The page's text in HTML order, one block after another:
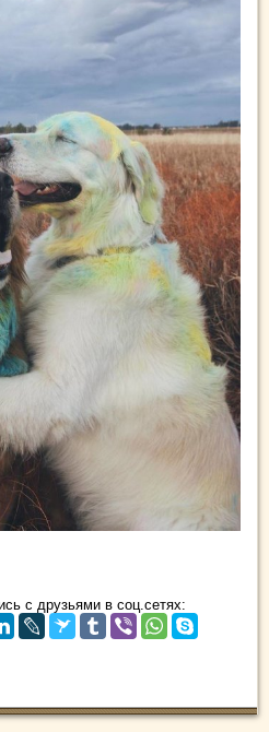
с друзьями в соц.сетях: